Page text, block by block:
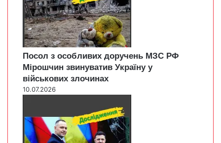
Посол з особливих доручень МЗС РФ
Мірошчин звинуватив Україну у
військових злочинах
10.07.2026